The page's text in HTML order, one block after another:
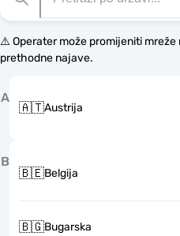
⚠️ Operater može promijeniti mreže
prethodne najave.
A
🇦🇹Austrija
B
🇧🇪Belgija
🇧🇬Bugarska